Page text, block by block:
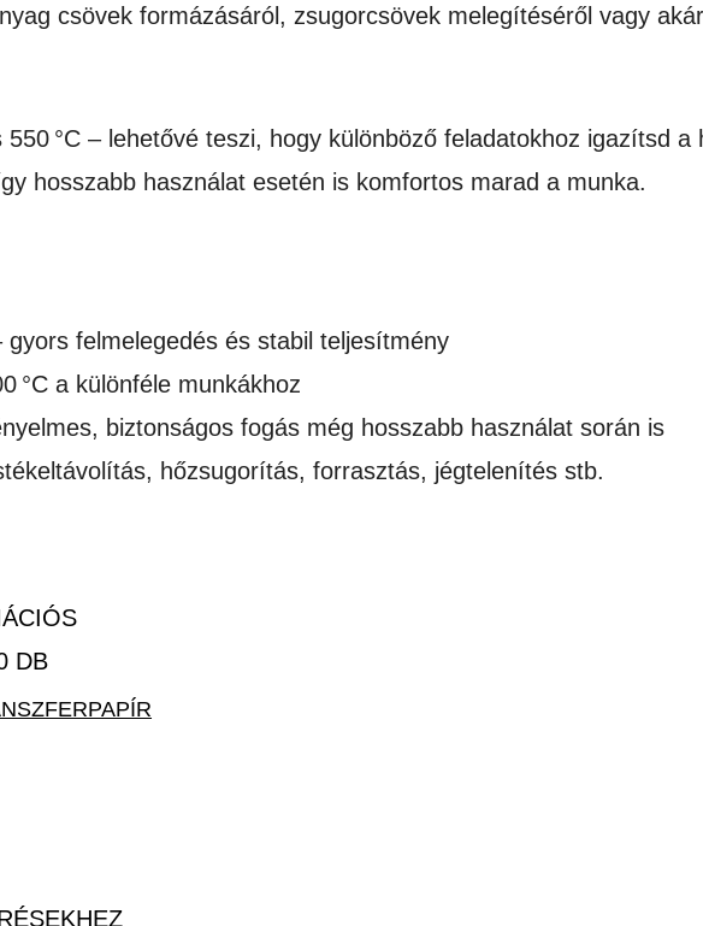
csövek formázásáról, zsugorcsövek melegítéséről vagy
°C – lehetővé teszi, hogy különböző feladatokhoz igazítsd
hosszabb használat esetén is komfortos marad a munka.
gyors felmelegedés és stabil teljesítmény
°C a különféle munkákhoz
biztonságos fogás még hosszabb használat során is
hőzsugorítás, forrasztás, jégtelenítés stb.